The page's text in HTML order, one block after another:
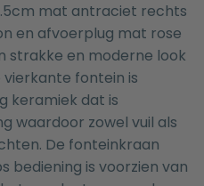
mat antraciet rechts
en afvoerplug mat rose
strakke en moderne look
fontein is
keramiek dat is
waardoor zowel vuil als
De fonteinkraan
bediening is voorzien van